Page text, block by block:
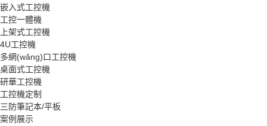
嵌入式工控機
工控一體機
上架式工控機
4U工控機
多網(wǎng)口工控機
桌面式工控機
研華工控機
工控機定制
三防筆記本/平板
案例展示